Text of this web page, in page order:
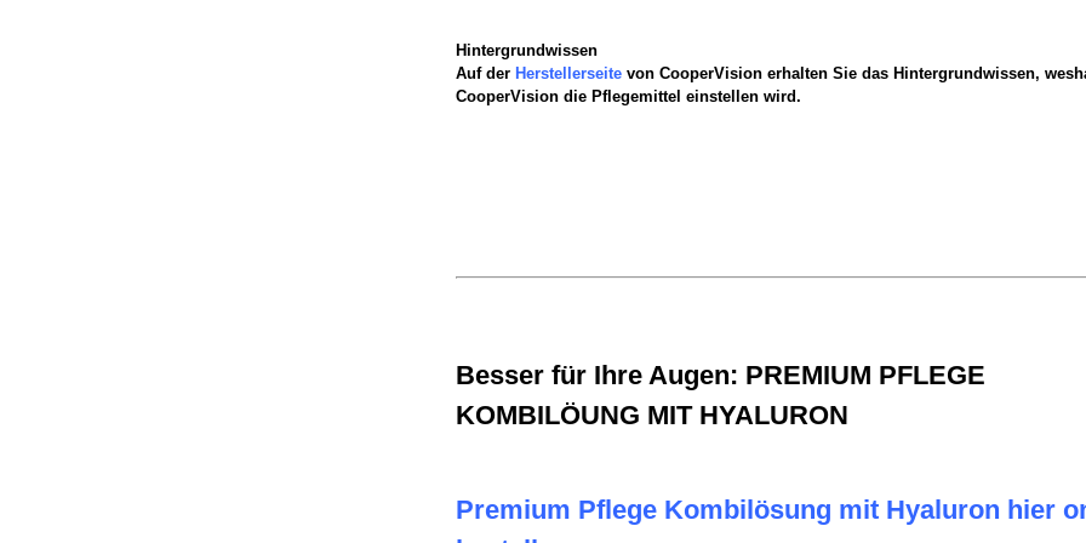
Hintergrundwissen
Auf der Herstellerseite von CooperVision erhalten Sie das Hintergrundwissen,
CooperVision die Pflegemittel einstellen wird.
Besser für Ihre Augen: PREMIUM PFLEGE
KOMBILÖUNG MIT HYALURON
Premium Pflege Kombilösung mit Hyaluron hier